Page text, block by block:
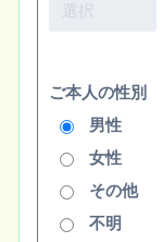
ご本人の性別
男性
女性
その他
不明